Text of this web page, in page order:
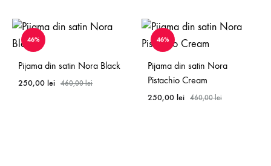
46%
Pijama din satin Nora Black
250,00 lei 460,00lei
46%
Pijama din satin Nora
Pistachio Cream
250,00 lei 460,00lei